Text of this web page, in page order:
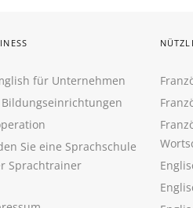
für Unternehmen
Bildungseinrichtungen
Sie eine Sprachschule
Sprachtrainer